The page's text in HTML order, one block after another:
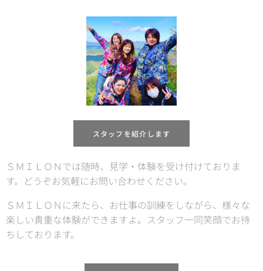
スタッフを紹介します
ＳＭＩＬＯＮでは随時、見学・体験を受け付けておりま
す。どうぞお気軽にお問い合わせください。
ＳＭＩＬＯＮに来たら、お仕事の訓練をしながら、様々な
楽しい貴重な体験ができますよ。スタッフ一同笑顔でお待
ちしております。